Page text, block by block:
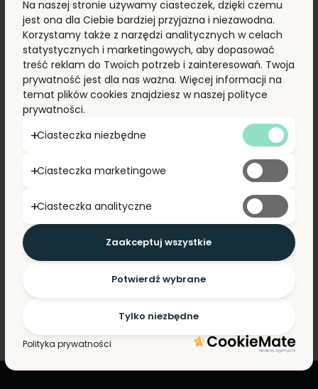
modułów PV zwiększa swoje
moce produkcyjne. Moduły
generacji N-Type od Jinko
Solar podbijają
międzynarodowe rynki.
Jinko Solar – globalny producent modułów TIER1, w
tym modułów N-Type, w pierwszej połowie 2022
roku dostarczył aż 18,21 GW paneli słonecznych,
potwierdzając swoją pozycję w gronie czołowych
światowych producentów paneli fotowoltaicznych.
Duża w tym zasługa modeli nowej generacji – N-
Type, które dzięki lepszym parterom i
wytrzymałości, wypierają moduły PERC.
Na naszej stronie używamy ciasteczek, dzięki czemu
jest ona dla Ciebie bardziej przyjazna i niezawodna.
Korzystamy także z narzędzi analitycznych w celach
statystycznych i marketingowych, aby dopasować
treść reklam do Twoich potrzeb i zainteresowań. Twoja
prywatność jest dla nas ważna. Więcej informacji na
temat plików cookies znajdziesz w naszej polityce
prywatności.
Ciasteczka niezbędne
Ciasteczka marketingowe
Ciasteczka analityczne
Tylko niezbędne
Potwierdź wybrane
Zaakceptuj wszystkie
Polityka prywatności